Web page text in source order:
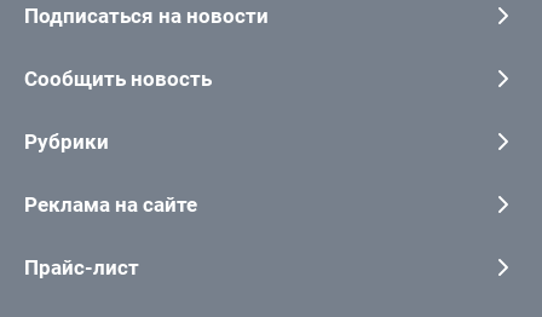
Подписаться на новости
Сообщить новость
Рубрики
Реклама на сайте
Прайс-лист